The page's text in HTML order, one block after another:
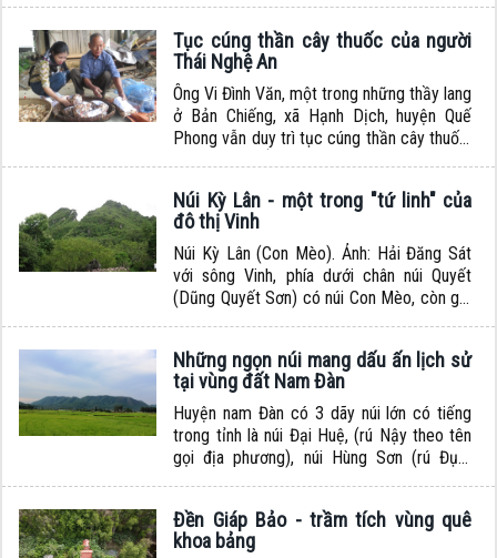
xứ Nghệ được Nhân dân cả nước biết đến
thành tích khoa bảng vang danh. Nói đến
làng Quỳnh còn nói đến một làng văn hóa
cổ, đậm đà bản...
Tục cúng thần cây thuốc của người
Thái Nghệ An
Ông Vi Đình Văn, một trong những thầy lang
ở Bản Chiếng, xã Hạnh Dịch, huyện Quế
Phong vẫn duy trì tục cúng thần cây thuốc.
tích của tỉnh. Ảnh: Ngô Lâm) ...
Núi Kỳ Lân - một trong "tứ linh" của
đô thị Vinh
Núi Kỳ Lân (Con Mèo). Ảnh: Hải Đăng Sát
với sông Vinh, phía dưới chân núi Quyết
(Dũng Quyết Sơn) có núi Con Mèo, còn gọi
Dũng quyết có 4 chi, còn gọi là Tứ Linh với
Long Thủ (Đầu...
Những ngọn núi mang dấu ấn lịch sử
tại vùng đất Nam Đàn
Huyện nam Đàn có 3 dãy núi lớn có tiếng
trong tỉnh là núi Đại Huệ, (rú Nậy theo tên
gọi địa phương), núi Hùng Sơn (rú Đụn)
huyện. Ngoài ra còn có hàng chục ngọn núi
lớn nhỏ khác nằm rải rác xen...
Đền Giáp Bảo - trầm tích vùng quê
khoa bảng